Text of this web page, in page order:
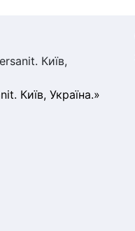
Київ,
Київ, Україна.»